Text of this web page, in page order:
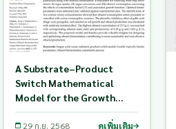
A Substrate–Product
Switch Mathematical
Model for the Growth
Kinetics of Ethanol
Metabolism from Longan
29 ก.ย. 2568 ดูเพิ่มเติม